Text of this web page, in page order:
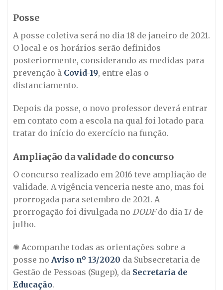
Posse
A posse coletiva será no dia 18 de janeiro de 2021.
O local e os horários serão definidos
posteriormente, considerando as medidas para
prevenção à Covid-19, entre elas o
distanciamento.
Depois da posse, o novo professor deverá entrar
em contato com a escola na qual foi lotado para
tratar do início do exercício na função.
Ampliação da validade do concurso
O concurso realizado em 2016 teve ampliação de
validade. A vigência venceria neste ano, mas foi
prorrogada para setembro de 2021. A
prorrogação foi divulgada no DODFdo dia 17 de
julho.
✺ Acompanhe todas as orientações sobre a
posse no Aviso nº 13/2020 da Subsecretaria de
Gestão de Pessoas (Sugep), da Secretaria de
Educação.